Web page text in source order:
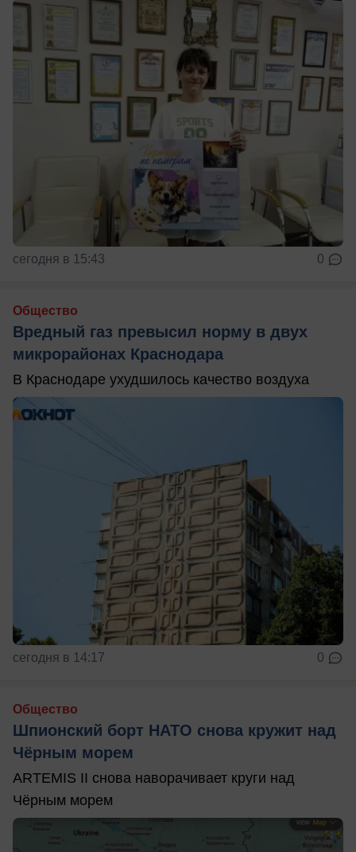
сегодня в 15:43 0
Общество
Вредный газ превысил норму в двух
микрорайонах Краснодара
В Краснодаре ухудшилось качество воздуха
сегодня в 14:17 0
Общество
Шпионский борт НАТО снова кружит над
Чёрным морем
ARTEMIS II снова наворачивает круги над
Чёрным морем